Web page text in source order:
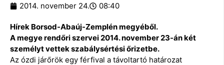
2014. november 24. 08:40
Hírek Borsod-Abaúj-Zemplén megyéből.
A megye rendőri szervei 2014. november 23-án két
személyt vettek szabálysértési őrizetbe.
Az ózdi járőrök egy férfival a távoltartó határozat